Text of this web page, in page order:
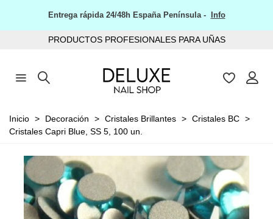
Entrega rápida 24/48h España Península - Info
PRODUCTOS PROFESIONALES PARA UÑAS
Inicio > Decoración > Cristales Brillantes > Cristales BC >
Cristales Capri Blue, SS 5, 100 un.